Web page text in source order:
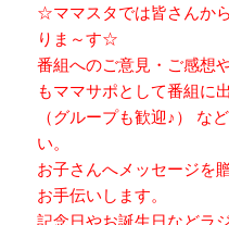
☆ママスタでは皆さんか
りま～す☆
番組へのご意見・ご感想
もママサポとして番組に
（グループも歓迎♪） な
い。
お子さんへメッセージを
お手伝いします。